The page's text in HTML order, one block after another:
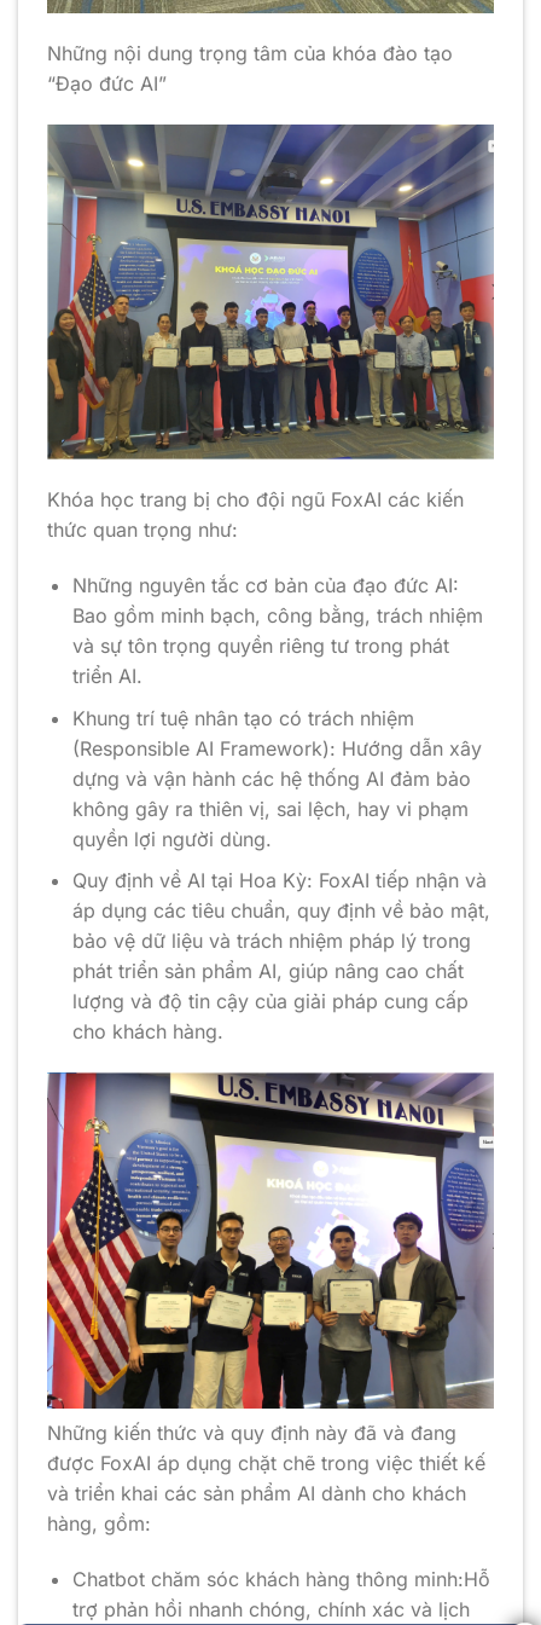
Những nội dung trọng tâm của khóa đào tạo
“Đạo đức AI”
Khóa học trang bị cho đội ngũ FoxAI các kiến
thức quan trọng như:
Những nguyên tắc cơ bản của đạo đức AI:
Bao gồm minh bạch, công bằng, trách nhiệm
và sự tôn trọng quyền riêng tư trong phát
triển AI.
Khung trí tuệ nhân tạo có trách nhiệm
(Responsible AI Framework): Hướng dẫn xây
dựng và vận hành các hệ thống AI đảm bảo
không gây ra thiên vị, sai lệch, hay vi phạm
quyền lợi người dùng.
Quy định về AI tại Hoa Kỳ: FoxAI tiếp nhận và
áp dụng các tiêu chuẩn, quy định về bảo mật,
bảo vệ dữ liệu và trách nhiệm pháp lý trong
phát triển sản phẩm AI, giúp nâng cao chất
lượng và độ tin cậy của giải pháp cung cấp
cho khách hàng.
Những kiến thức và quy định này đã và đang
được FoxAI áp dụng chặt chẽ trong việc thiết kế
và triển khai các sản phẩm AI dành cho khách
hàng, gồm:
Chatbot chăm sóc khách hàng thông minh:Hỗ
trợ phản hồi nhanh chóng, chính xác và lịch